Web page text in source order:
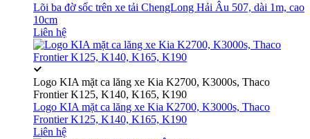
Lõi ba đờ sốc trên xe tải ChengLong Hải Âu 507, dài 1m, cao
10cm
Liên hệ
Logo KIA mặt ca lăng xe Kia K2700, K3000s, Thaco
Frontier K125, K140, K165, K190
Logo KIA mặt ca lăng xe Kia K2700, K3000s, Thaco
Frontier K125, K140, K165, K190
Liên hệ